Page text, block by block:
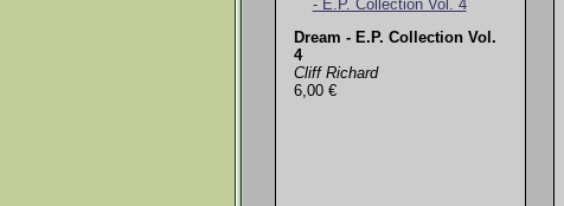
Dream - E.P. Collection Vol.
4
Cliff Richard
6,00 €